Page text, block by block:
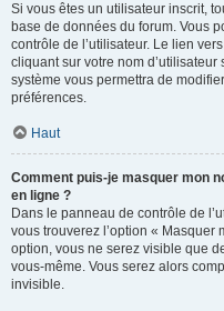
Si vous êtes un utilisateur inscrit,
base de données du forum. Vous
contrôle de l’utilisateur. Le lien
cliquant sur votre nom
système vous permettra de
préférences.
Haut
Comment puis-je masquer mon
en ligne ?
Dans le panneau de contrôle de
vous trouverez l’option « Masquer
option, vous ne serez visible que
vous-même. Vous serez alors
invisible.